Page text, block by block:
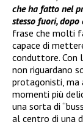
che ha fatto nel
stesso fuori,
frase che molti
capace di
conduttore. Con
non riguardano
protagonisti, ma
momenti più
una sorta di
al centro di una